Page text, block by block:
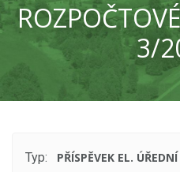
3/
Typ:
PŘÍSPĚVEK EL.